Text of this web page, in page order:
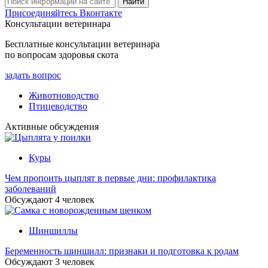
Присоединяйтесь Вконтакте
Консультации ветеринара
Бесплатные консультации ветеринара
по вопросам здоровья скота
задать вопрос
Животноводство
Птицеводство
Активные обсуждения
Куры
Чем пропоить цыплят в первые дни: профилактика
заболеваний
Обсуждают 4 человек
Шиншиллы
Беременность шиншилл: признаки и подготовка к родам
Обсуждают 3 человек